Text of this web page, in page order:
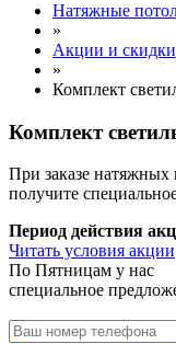
Натяжные
»
Акции и скидки
»
Комплект
Комплект
При заказе
получите
Период действия
Читать условия акции
По Пятницам у нас
специальное